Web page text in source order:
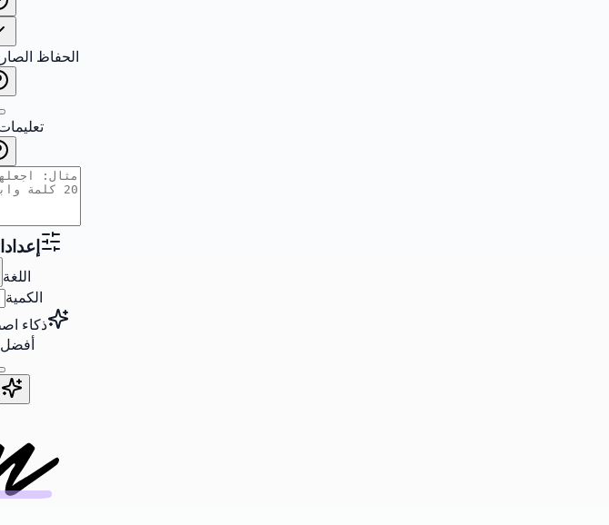
الحفاظ
اللغة
الكمية
ذكاء
أفضل